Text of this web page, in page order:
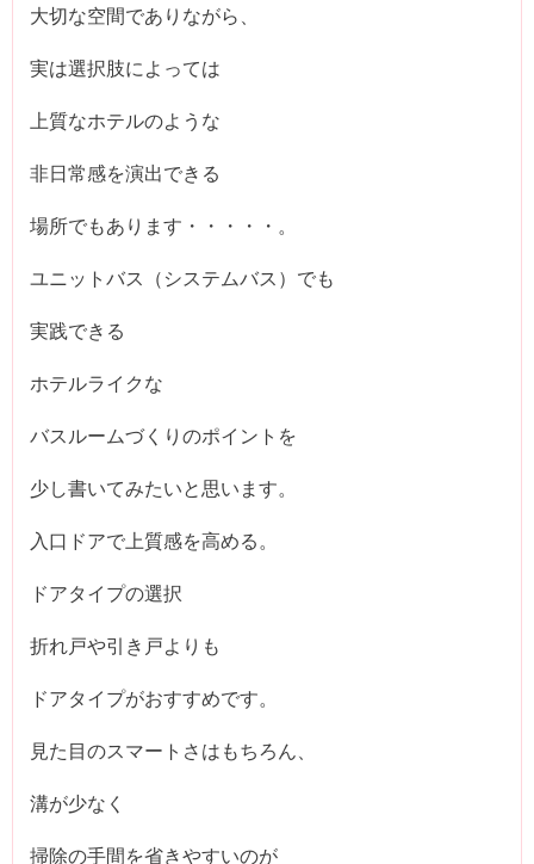
大切な空間でありながら、
実は選択肢によっては
上質なホテルのような
非日常感を演出できる
場所でもあります・・・・・。
ユニットバス（システムバス）でも
実践できる
ホテルライクな
バスルームづくりのポイントを
少し書いてみたいと思います。
入口ドアで上質感を高める。
ドアタイプの選択
折れ戸や引き戸よりも
ドアタイプがおすすめです。
見た目のスマートさはもちろん、
溝が少なく
掃除の手間を省きやすいのが